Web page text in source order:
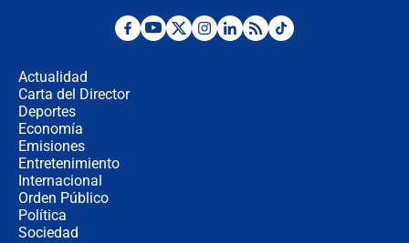
Desde dermatitis hasta infecciones:
Actualidad
Carta del Director
Deportes
Economía
Emisiones
Entretenimiento
Internacional
Orden Público
Política
Sociedad